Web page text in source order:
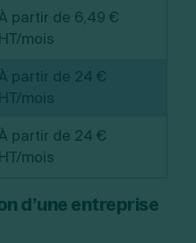
partir de 6,49 €
HT/mois
partir de 24 €
HT/mois
partir de 24 €
HT/mois
d’une entreprise